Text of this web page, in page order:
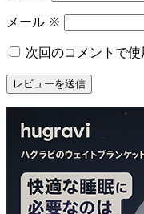
メール ※
次回のコメントで